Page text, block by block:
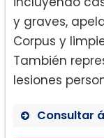
y graves,
Corpus y
También
lesiones
Consultar